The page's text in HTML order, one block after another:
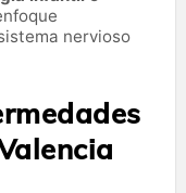
nervioso